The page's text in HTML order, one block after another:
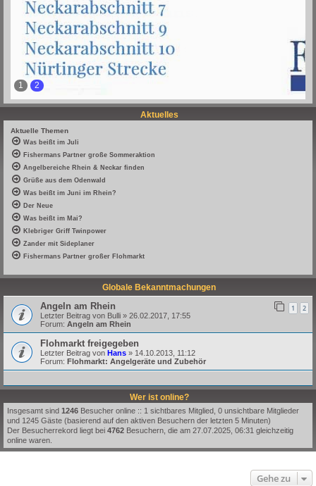
1 2
Aktuelles
Aktuelle Themen
Was beißt im Juli
Fishermans Partner große Sommeraktion
Angelbereiche Rhein & Neckar finden
Grüße aus dem Odenwald
Was beißt im Juni im Rhein?
Der Neue
Was beißt im Mai?
Klebriger Griff Twinpower
Zander mit Sideplaner
Fishermans Partner großer Flohmarkt
Globale Bekanntmachungen
Angeln am Rhein 1 2
Letzter Beitrag von Bulli » 26.02.2017, 17:55
Forum: Angeln am Rhein
Flohmarkt freigegeben
Letzter Beitrag von Hans » 14.10.2013, 11:12
Forum: Flohmarkt: Angelgeräte und Zubehör
Wer ist online?
Insgesamt sind 1246 Besucher online :: 1 sichtbares Mitglied, 0 unsichtbare Mitglieder
und 1245 Gäste (basierend auf den aktiven Besuchern der letzten 5 Minuten)
Der Besucherrekord liegt bei 4762 Besuchern, die am 27.07.2025, 06:31 gleichzeitig
online waren.
Gehe zu